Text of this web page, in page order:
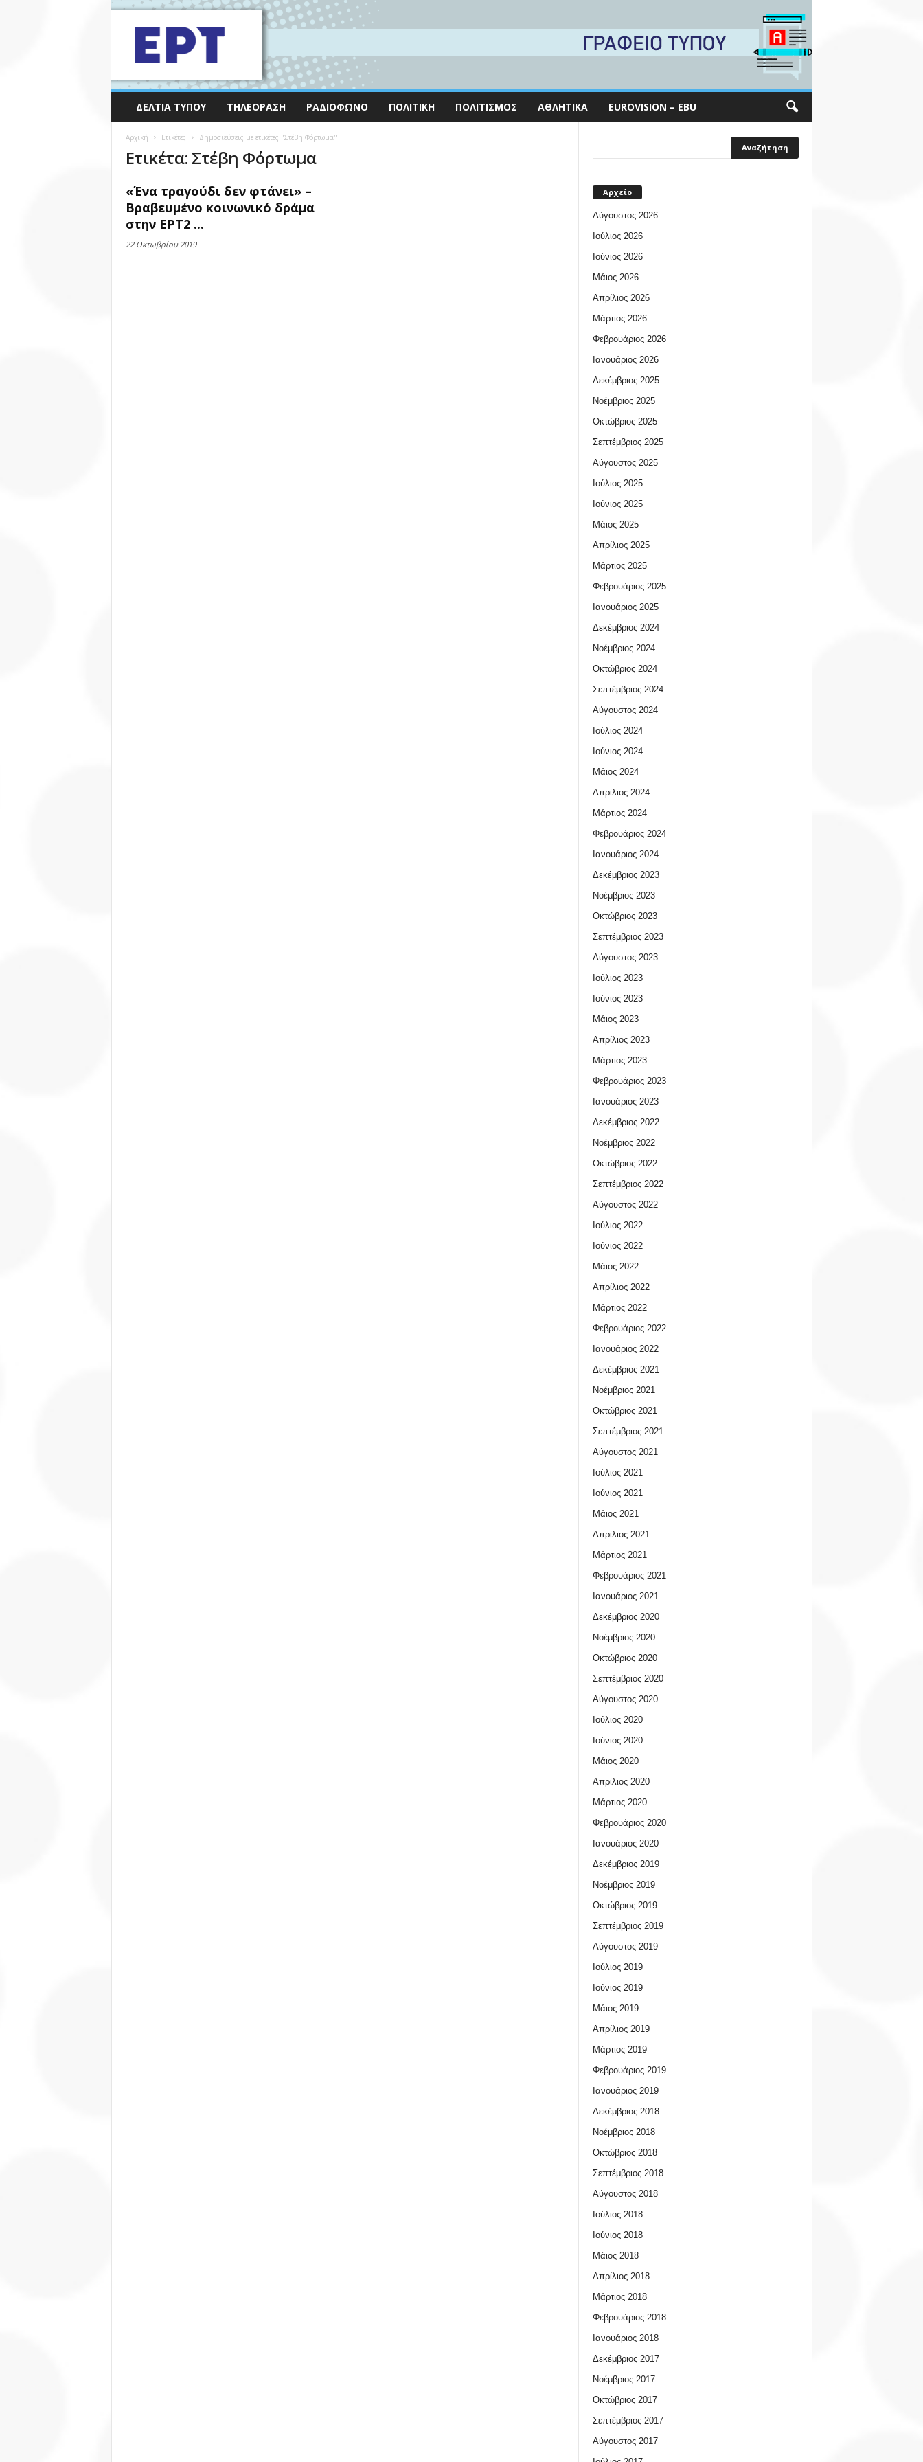
ΔΕΛΤΊΑ ΤΎΠΟΥ ΤΗΛΕΌΡΑΣΗ ΡΑΔΙΌΦΩΝΟ ΠΟΛΙΤΙΚΉ ΠΟΛΙΤΙΣΜΌΣ ΑΘΛΗΤΙΚΆ EUROVISION – EBU
Αρχική Ετικέτες Δημοσιεύσεις με ετικέτες "Στέβη Φόρτωμα"
Ετικέτα: Στέβη Φόρτωμα
«Ένα τραγούδι δεν φτάνει» –
Βραβευμένο κοινωνικό δράμα
στην ΕΡΤ2 ...
22 Οκτωβρίου 2019
Αρχείο
Αύγουστος 2026
Ιούλιος 2026
Ιούνιος 2026
Μάιος 2026
Απρίλιος 2026
Μάρτιος 2026
Φεβρουάριος 2026
Ιανουάριος 2026
Δεκέμβριος 2025
Νοέμβριος 2025
Οκτώβριος 2025
Σεπτέμβριος 2025
Αύγουστος 2025
Ιούλιος 2025
Ιούνιος 2025
Μάιος 2025
Απρίλιος 2025
Μάρτιος 2025
Φεβρουάριος 2025
Ιανουάριος 2025
Δεκέμβριος 2024
Νοέμβριος 2024
Οκτώβριος 2024
Σεπτέμβριος 2024
Αύγουστος 2024
Ιούλιος 2024
Ιούνιος 2024
Μάιος 2024
Απρίλιος 2024
Μάρτιος 2024
Φεβρουάριος 2024
Ιανουάριος 2024
Δεκέμβριος 2023
Νοέμβριος 2023
Οκτώβριος 2023
Σεπτέμβριος 2023
Αύγουστος 2023
Ιούλιος 2023
Ιούνιος 2023
Μάιος 2023
Απρίλιος 2023
Μάρτιος 2023
Φεβρουάριος 2023
Ιανουάριος 2023
Δεκέμβριος 2022
Νοέμβριος 2022
Οκτώβριος 2022
Σεπτέμβριος 2022
Αύγουστος 2022
Ιούλιος 2022
Ιούνιος 2022
Μάιος 2022
Απρίλιος 2022
Μάρτιος 2022
Φεβρουάριος 2022
Ιανουάριος 2022
Δεκέμβριος 2021
Νοέμβριος 2021
Οκτώβριος 2021
Σεπτέμβριος 2021
Αύγουστος 2021
Ιούλιος 2021
Ιούνιος 2021
Μάιος 2021
Απρίλιος 2021
Μάρτιος 2021
Φεβρουάριος 2021
Ιανουάριος 2021
Δεκέμβριος 2020
Νοέμβριος 2020
Οκτώβριος 2020
Σεπτέμβριος 2020
Αύγουστος 2020
Ιούλιος 2020
Ιούνιος 2020
Μάιος 2020
Απρίλιος 2020
Μάρτιος 2020
Φεβρουάριος 2020
Ιανουάριος 2020
Δεκέμβριος 2019
Νοέμβριος 2019
Οκτώβριος 2019
Σεπτέμβριος 2019
Αύγουστος 2019
Ιούλιος 2019
Ιούνιος 2019
Μάιος 2019
Απρίλιος 2019
Μάρτιος 2019
Φεβρουάριος 2019
Ιανουάριος 2019
Δεκέμβριος 2018
Νοέμβριος 2018
Οκτώβριος 2018
Σεπτέμβριος 2018
Αύγουστος 2018
Ιούλιος 2018
Ιούνιος 2018
Μάιος 2018
Απρίλιος 2018
Μάρτιος 2018
Φεβρουάριος 2018
Ιανουάριος 2018
Δεκέμβριος 2017
Νοέμβριος 2017
Οκτώβριος 2017
Σεπτέμβριος 2017
Αύγουστος 2017